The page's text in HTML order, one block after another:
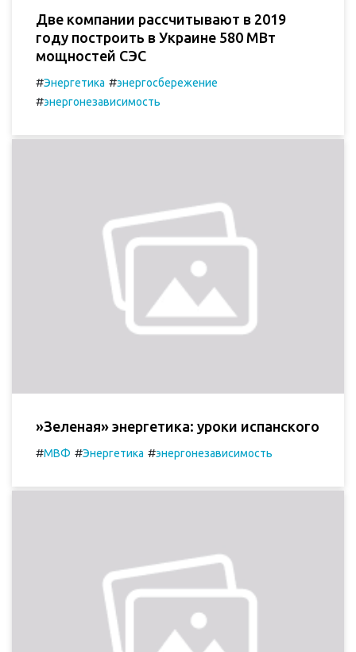
Две компании рассчитывают в 2019
году построить в Украине 580 МВт
мощностей СЭС
#Энергетика #энергосбережение
#энергонезависимость
»Зеленая» энергетика: уроки испанского
#МВФ #Энергетика #энергонезависимость